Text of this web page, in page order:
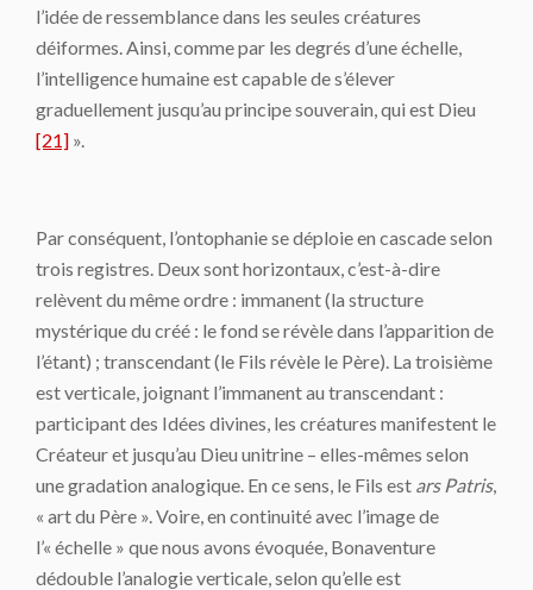
l’idée de ressemblance dans les seules créatures
déiformes. Ainsi, comme par les degrés d’une échelle,
l’intelligence humaine est capable de s’élever
graduellement jusqu’au principe souverain, qui est Dieu
[21] ».
Par conséquent, l’ontophanie se déploie en cascade selon
trois registres. Deux sont horizontaux, c’est-à-dire
relèvent du même ordre : immanent (la structure
mystérique du créé : le fond se révèle dans l’apparition de
l’étant) ; transcendant (le Fils révèle le Père). La troisième
est verticale, joignant l’immanent au transcendant :
participant des Idées divines, les créatures manifestent le
Créateur et jusqu’au Dieu unitrine – elles-mêmes selon
une gradation analogique. En ce sens, le Fils est ars Patris,
« art du Père ». Voire, en continuité avec l’image de
l’« échelle » que nous avons évoquée, Bonaventure
dédouble l’analogie verticale, selon qu’elle est